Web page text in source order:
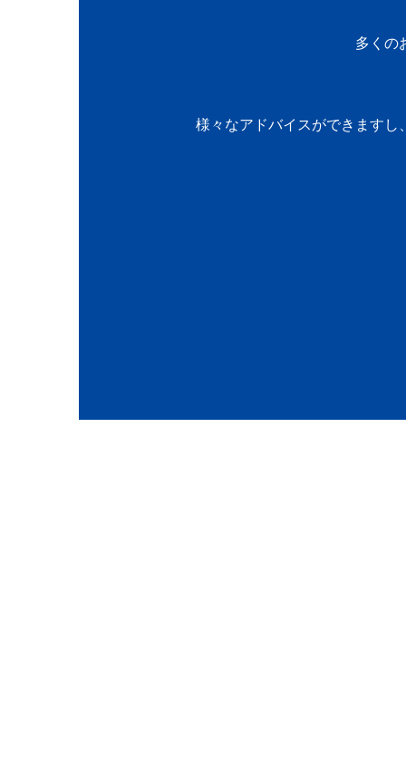
多くの
様々なアドバイスができますし